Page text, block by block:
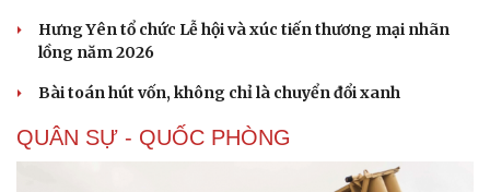
Hưng Yên tổ chức Lễ hội và xúc tiến thương mại nhãn
lồng năm 2026
Bài toán hút vốn, không chỉ là chuyển đổi xanh
QUÂN SỰ - QUỐC PHÒNG